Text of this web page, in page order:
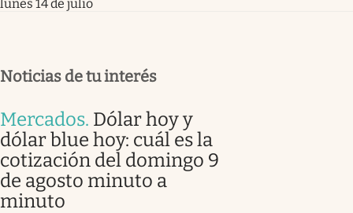
lunes 14 de julio
Noticias de tu interés
Mercados. Dólar hoy y
dólar blue hoy: cuál es la
cotización del domingo 9
de agosto minuto a
minuto